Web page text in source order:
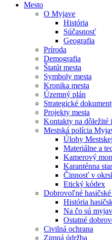
Mesto
O Myjave
História
Súčasnosť
Geografia
Príroda
Demografia
Štatút mesta
Symboly mesta
Kronika mesta
Územný plán
Strategické
Projekty mesta
Kontakty na dôležité
Mestská polícia
Úlohy
Materiálne a
Kamerový
Karanténna
Činnosť v
Etický kódex
Dobrovoľné
História
Na čo sú
Ostatné
Civilná ochrana
Zimná údržba